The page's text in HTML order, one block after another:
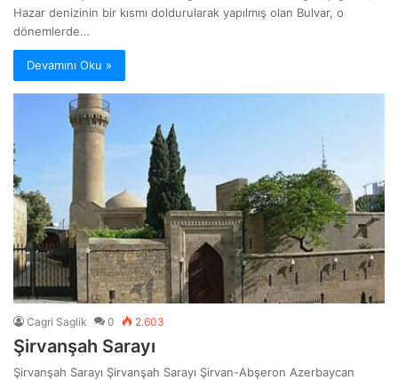
Hazar denizinin bir kısmı doldurularak yapılmış olan Bulvar, o
dönemlerde…
Devamını Oku »
Cagri Saglik 0 2.603
Şirvanşah Sarayı
Şirvanşah Sarayı Şirvanşah Sarayı Şirvan-Abşeron Azerbaycan